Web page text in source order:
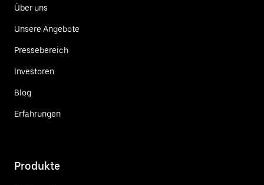
Über uns
Unsere Angebote
Pressebereich
Investoren
Blog
Erfahrungen
Produkte